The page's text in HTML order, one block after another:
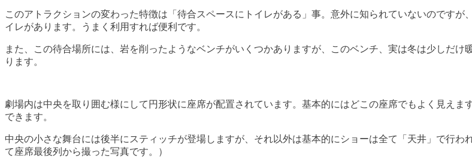
このアトラクションの変わった特徴は「待合スペースにトイレがある」事。意外に知られていないのです
イレがあります。うまく利用すれば便利です。
また、この待合場所には、岩を削ったようなベンチがいくつかありますが、このベンチ、実は冬は少しだ
ります。
劇場内は中央を取り囲む様にして円形状に座席が配置されています。基本的にはどこの座席でもよく見え
できます。
中央の小さな舞台には後半にスティッチが登場しますが、それ以外は基本的にショーは全て「天井」で行
て座席最後列から撮った写真です。）